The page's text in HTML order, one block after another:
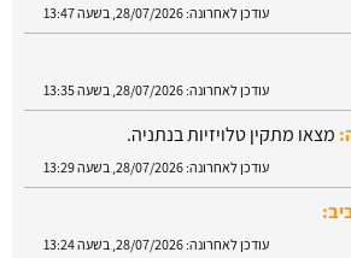
עודכן לאחרונה: 28/07/2026, בשעה 13:47
עודכן לאחרונה: 28/07/2026, בשעה 13:35
מצאו מתקין טלויזיות בנתניה.
עודכן לאחרונה: 28/07/2026, בשעה 13:29
עודכן לאחרונה: 28/07/2026, בשעה 13:24